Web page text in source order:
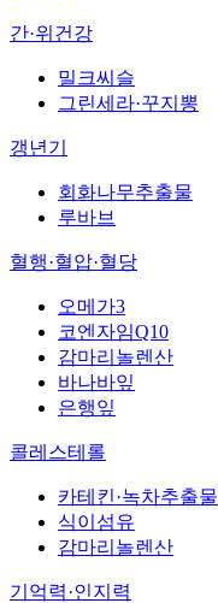
간·위건강
밀크씨슬
그린세라·꾸지뽕
갱년기
회화나무추출물
루바브
혈행·혈압·혈당
오메가3
코엔자임Q10
감마리놀렌산
바나바잎
은행잎
콜레스테롤
카테킨·녹차추출물
식이섬유
감마리놀렌산
기억력·인지력